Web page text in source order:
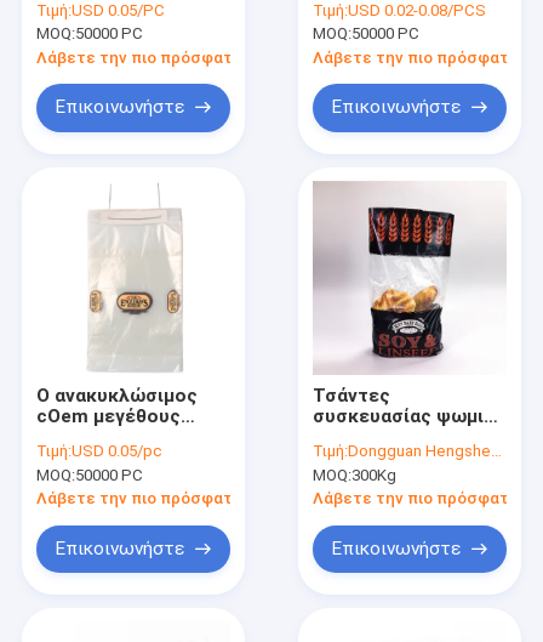
διακοπές γενεθλίων
δεξίωσης γάμου
Τιμή:USD 0.05/PC
MOQ:50000 PC
Λάβετε την πιο πρόσφατη τιμή
Επικοινωνήστε
συσκευασίας ψωμιού
πυκνά 0.05mm
Τιμή:USD 0.02-0.08/PCS
MOQ:50000 PC
Λάβετε την πιο πρόσφατη
Επικοινωνήστε
Ο ανακυκλώσιμος
cOem μεγέθους
τσάντες ψωμιού με
κατώτατο Gusset
Τιμή:USD 0.05/pc
MOQ:50000 PC
Λάβετε την πιο πρόσφατη τιμή
Επικοινωνήστε
Τσάντες
συσκευασίας ψωμιού
Τιμή:Dongguan Hengsheng Polybag
MOQ:300Kg
Λάβετε την πιο πρόσφατη
Επικοινωνήστε